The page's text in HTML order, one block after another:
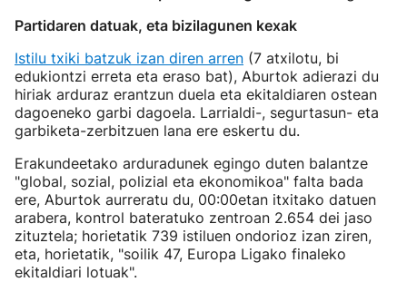
Partidaren datuak, eta bizilagunen kexak
Istilu txiki batzuk izan diren arren (7 atxilotu, bi
edukiontzi erreta eta eraso bat), Aburtok adierazi du
hiriak arduraz erantzun duela eta ekitaldiaren ostean
dagoeneko garbi dagoela. Larrialdi-, segurtasun- eta
garbiketa-zerbitzuen lana ere eskertu du.
Erakundeetako arduradunek egingo duten balantze
"global, sozial, polizial eta ekonomikoa" falta bada
ere, Aburtok aurreratu du, 00:00etan itxitako datuen
arabera, kontrol bateratuko zentroan 2.654 dei jaso
zituztela; horietatik 739 istiluen ondorioz izan ziren,
eta, horietatik, "soilik 47, Europa Ligako finaleko
ekitaldiari lotuak".